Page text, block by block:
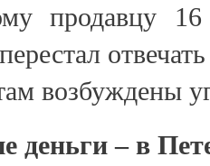
продавцу
возбуждены
деньги – в